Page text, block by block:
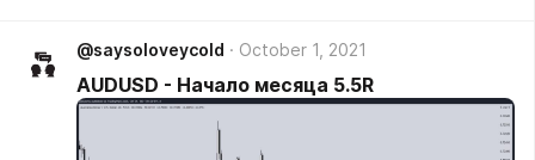
заработать.Первая неделя торгов идет не
плохо.Надо продолжать усердно работать и
терпение. 1) Структура
@saysoloveycold October 1, 2021
AUDUSD - Начало месяца 5.5R